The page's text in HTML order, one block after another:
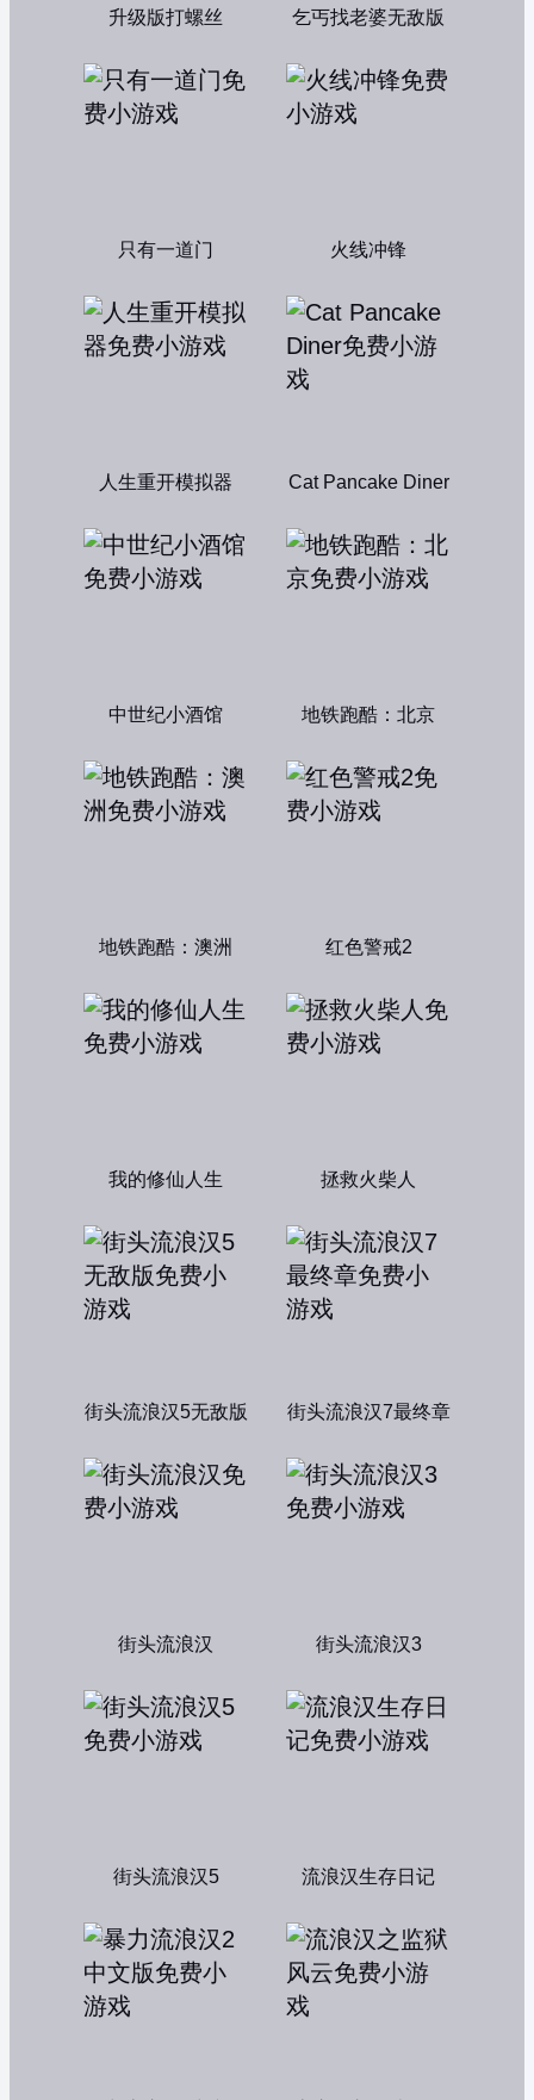
升级版打螺丝 乞丐找老婆无敌版
只有一道门 火线冲锋
人生重开模拟器 Cat Pancake Diner
中世纪小酒馆 地铁跑酷：北京
地铁跑酷：澳洲 红色警戒2
我的修仙人生 拯救火柴人
街头流浪汉5无敌版 街头流浪汉7最终章
街头流浪汉 街头流浪汉3
街头流浪汉5 流浪汉生存日记